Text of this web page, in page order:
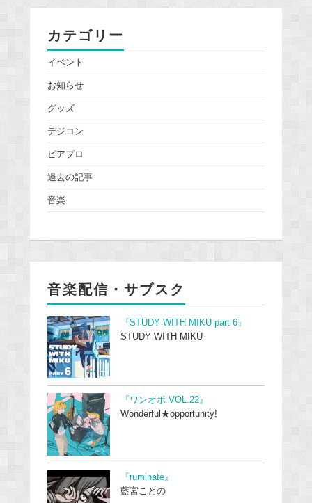
カテゴリー
イベント
お知らせ
グッズ
デジコン
ピアプロ
過去の記事
音楽
音楽配信・サブスク
『STUDY WITH MIKU part 6』
STUDY WITH MIKU
『ワンオポ VOL.22』
Wonderful★opportunity!
『ruminate』
藍宮ことの